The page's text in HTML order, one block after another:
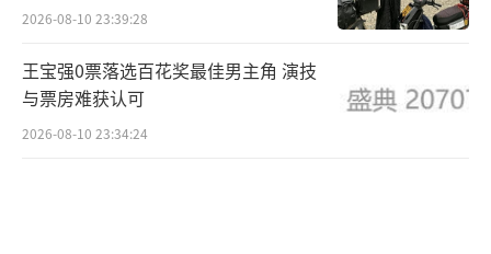
2026-08-10 23:39:28
王宝强0票落选百花奖最佳男主角 演技
与票房难获认可
2026-08-10 23:34:24